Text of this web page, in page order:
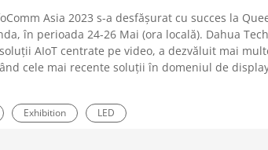
Starlight Solutions Smart Home
WizMind XVR
Asia 2023 s-a desfășurat cu succes la
în perioada 24-26 Mai (ora locală). Dahua
AIoT centrate pe video, a dezvăluit mai
cele mai recente soluții în domeniul de
Exhibition LED